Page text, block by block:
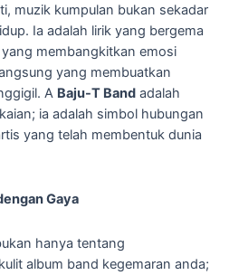
muzik kumpulan bukan sekadar
Ia adalah lirik yang bergema
membangkitkan emosi
yang membuatkan
A Baju-T Band adalah
ia adalah simbol hubungan
yang telah membentuk dunia
Gaya
hanya tentang
album band kegemaran anda;